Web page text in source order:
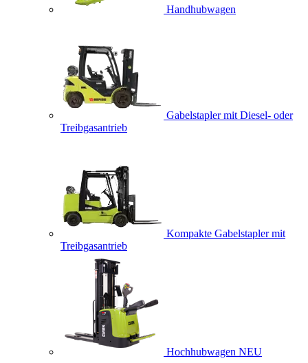
Handhubwagen
Gabelstapler mit Diesel- oder
Treibgasantrieb
Kompakte Gabelstapler mit
Treibgasantrieb
Hochhubwagen NEU